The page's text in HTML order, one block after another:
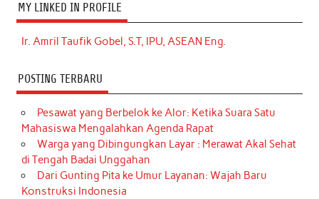
MY LINKED IN PROFILE
Ir. Amril Taufik Gobel, S.T, IPU, ASEAN Eng.
POSTING TERBARU
Pesawat yang Berbelok ke Alor: Ketika Suara Satu
Mahasiswa Mengalahkan Agenda Rapat
Warga yang Dibingungkan Layar : Merawat Akal Sehat
di Tengah Badai Unggahan
Dari Gunting Pita ke Umur Layanan: Wajah Baru
Konstruksi Indonesia